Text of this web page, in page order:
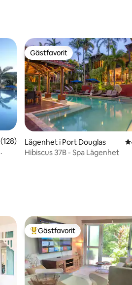
5 i genomsnittligt betyg, 128
Gästfavorit
Gästfavorit
Lägenhet i Port Douglas
Hibiscus 37B - Spa Lägenhet
Populär gästfavorit
Gästfavorit